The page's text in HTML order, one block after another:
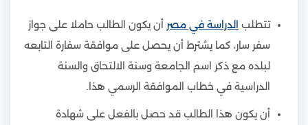
تتطلب الدراسة في مصر أن يكون الطالب حاملا على جواز
سفر سار، كما يشترط أن يحصل على موافقة سفارة التابعه
لبلده مع ذكر اسم الجامعة وسنة الالتحاق والسنة
الدراسية في خطاب الموافقة الرسمي هذا.
أن يكون هذا الطالب قد حصل بالفعل على شهادة